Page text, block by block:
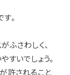
。
ふさわしく、
いでしょう。
許されること